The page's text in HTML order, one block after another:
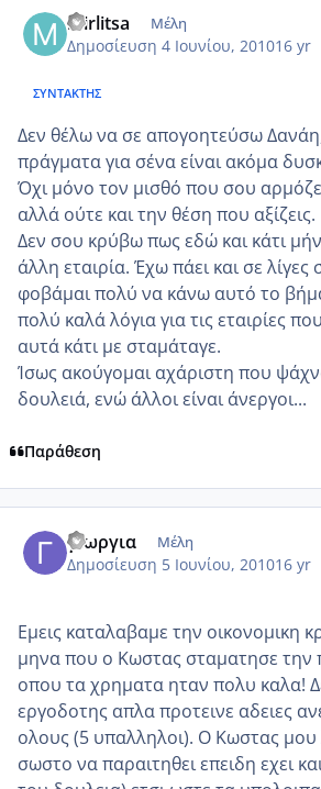
mirlitsa Μέλη
Δημοσίευση 4 Ιουνίου, 201016 yr
ΣΥΝΤΆΚΤΗΣ
Δεν θέλω να σε απογοητεύσω
πράγματα για σένα είναι ακόμα
Όχι μόνο τον μισθό που σου
αλλά ούτε και την θέση που αξίζεις.
Δεν σου κρύβω πως εδώ και κάτι
άλλη εταιρία. Έχω πάει και σε λίγες
φοβάμαι πολύ να κάνω αυτό το
πολύ καλά λόγια για τις εταιρίες
αυτά κάτι με σταμάταγε.
Ίσως ακούγομαι αχάριστη που
δουλειά, ενώ άλλοι είναι άνεργοι...
Παράθεση
γιωργια Μέλη
Δημοσίευση 5 Ιουνίου, 201016 yr
Εμεις καταλαβαμε την οικονομικη
μηνα που ο Κωστας σταματησε την
οπου τα χρηματα ηταν πολυ καλα!
εργοδοτης απλα προτεινε αδειες
ολους (5 υπαλληλοι). Ο Κωστας
σωστο να παραιτηθει επειδη εχει